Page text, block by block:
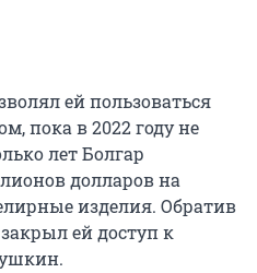
ей пользоваться
пока в 2022 году не
лет Болгар
долларов на
изделия. Обратив
ей доступ к